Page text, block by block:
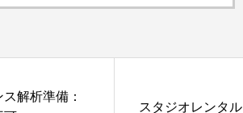
解析準備：
スタジオレンタル